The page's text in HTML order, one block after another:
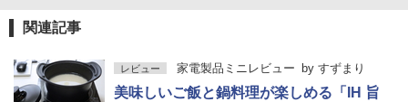
関連記事
レビュー 家電製品ミニレビュー by すずまり
美味しいご飯と鍋料理が楽しめる「IH 旨